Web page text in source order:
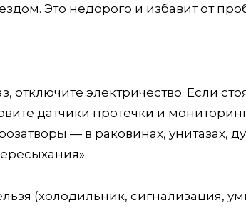
Это недорого и избавит от
отключите электричество. Если
датчики протечки и
— в раковинах, унитазах,
(холодильник, сигнализация,